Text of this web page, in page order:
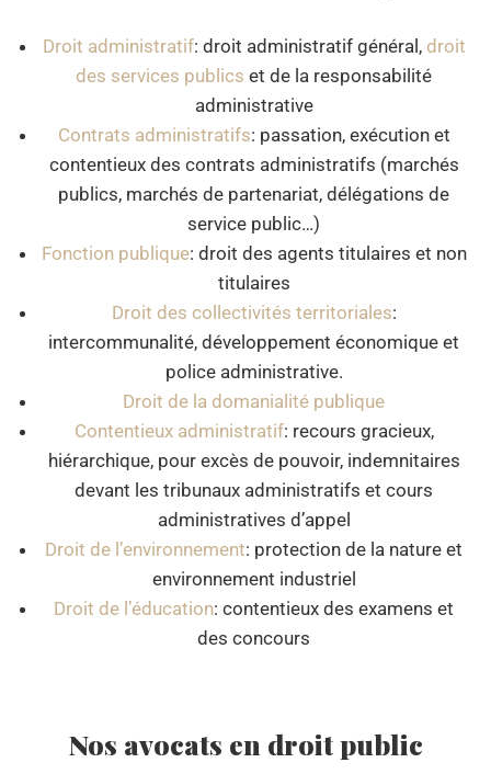
Droit administratif: droit administratif général, droit
des services publics et de la responsabilité
administrative
Contrats administratifs: passation, exécution et
contentieux des contrats administratifs (marchés
publics, marchés de partenariat, délégations de
service public…)
Fonction publique: droit des agents titulaires et non
titulaires
Droit des collectivités territoriales:
intercommunalité, développement économique et
police administrative.
Droit de la domanialité publique
Contentieux administratif: recours gracieux,
hiérarchique, pour excès de pouvoir, indemnitaires
devant les tribunaux administratifs et cours
administratives d’appel
Droit de l’environnement: protection de la nature et
environnement industriel
Droit de l’éducation: contentieux des examens et
des concours
Nos avocats en droit public